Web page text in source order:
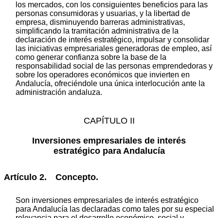
los mercados, con los consiguientes beneficios para las
personas consumidoras y usuarias, y la libertad de
empresa, disminuyendo barreras administrativas,
simplificando la tramitación administrativa de la
declaración de interés estratégico, impulsar y consolidar
las iniciativas empresariales generadoras de empleo, así
como generar confianza sobre la base de la
responsabilidad social de las personas emprendedoras y
sobre los operadores económicos que invierten en
Andalucía, ofreciéndole una única interlocución ante la
administración andaluza.
CAPÍTULO II
Inversiones empresariales de interés
estratégico para Andalucía
Artículo 2. Concepto.
Son inversiones empresariales de interés estratégico
para Andalucía las declaradas como tales por su especial